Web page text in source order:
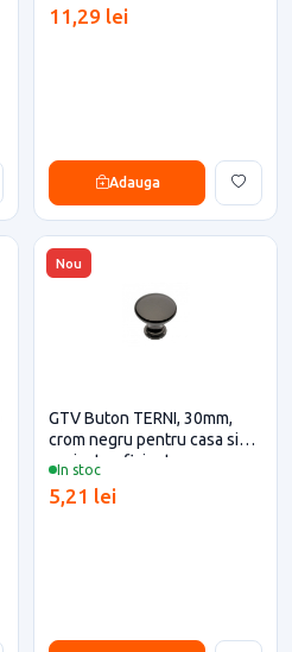
11,29 lei
Adauga
Nou
In stoc
GTV Buton TERNI, 30mm,
crom negru pentru casa si
proiecte eficiente
5,21 lei